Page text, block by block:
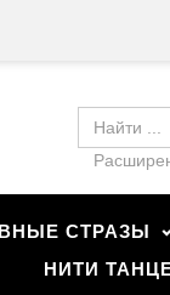
СТРАЗЫ
НИТИ